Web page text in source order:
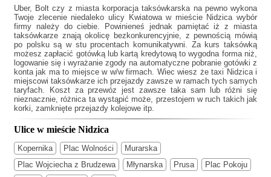
Uber, Bolt czy z miasta korporacja taksówkarska na pewno wykona
Twoje zlecenie niedaleko ulicy Kwiatowa w mieście Nidzica wybór
firmy należy do ciebie. Powinieneś jednak pamiętać iż z miasta
taksówkarze znają okolicę bezkonkurencyjnie, z pewnością mówią
po polsku są w stu procentach komunikatywni. Za kurs taksówką
możesz zapłacić gotówką lub kartą kredytową to wygodna forma niż,
logowanie się i wyrażanie zgody na automatyczne pobranie gotówki z
konta jak ma to miejsce w w/w firmach. Wiec wiesz żetaxi Nidzicai
miejscowi taksówkarze ich przejazdy zawsze w ramach tych samych
taryfach. Koszt za przewóz jest zawsze taka sam lub różni się
nieznacznie, różnica ta wystąpić może, przestojem w ruch takich jak
korki, zamknięte przejazdy kolejowe itp.
Ulice w mieście Nidzica
Kopernika Plac Wolności
Murarska
Plac Wojciecha z Brudzewa
Młynarska Prusa
Plac Pokoju